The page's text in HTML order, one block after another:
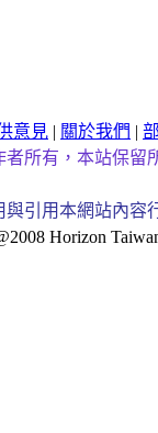
意見 | 關於我們 |
所有，本站保留
引用本網站內
Horizon